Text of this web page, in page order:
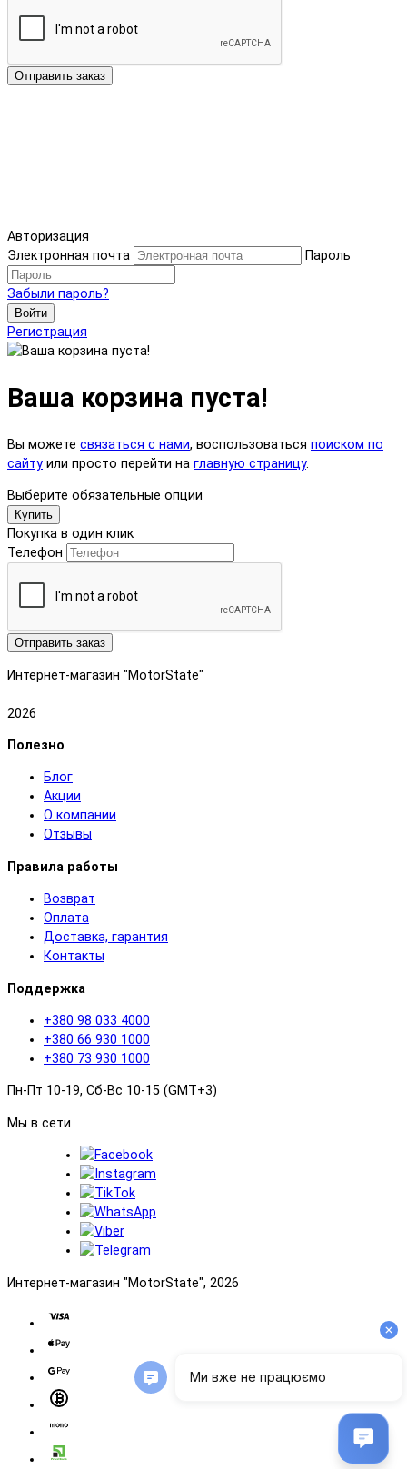
Отправить заказ
Авторизация
Электронная почта
Пароль
Забыли пароль?
Войти
Регистрация
Ваша корзина пуста!
Вы можете связаться с нами, воспользоваться поиском по
сайту или просто перейти на главную страницу.
Выберите обязательные опции
Купить
Покупка в один клик
Телефон
Отправить заказ
Интернет-магазин "MotorState"
2026
Полезно
Блог
Акции
О компании
Отзывы
Правила работы
Возврат
Оплата
Доставка, гарантия
Контакты
Поддержка
+380 98 033 4000
+380 66 930 1000
+380 73 930 1000
Пн-Пт 10-19, Сб-Вс 10-15 (GMT+3)
Мы в сети
Интернет-магазин "MotorState", 2026